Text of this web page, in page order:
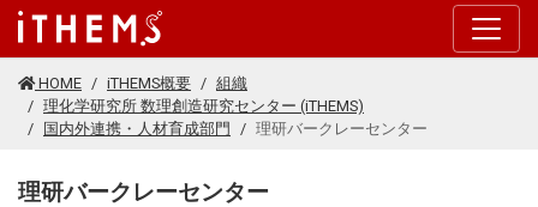
このページの本文に移動する
HOME iTHEMS概要
組織
理化学研究所 数理創造研究センター (iTHEMS)
国内外連携・人材育成部門
理研バークレーセンター
理研バークレーセンター